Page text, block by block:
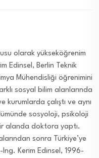
olarak yükseköğrenim
Edinsel, Berlin Teknik
Mühendisliği öğrenimini
sosyal bilim alanlarında
kurumlarda çalıştı ve aynı
sosyoloji, psikoloji
alanda doktora yaptı.
sonra Türkiye’ye
Kerim Edinsel, 1996-